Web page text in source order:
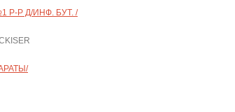
Р-Р Д/ИНФ. БУТ. /